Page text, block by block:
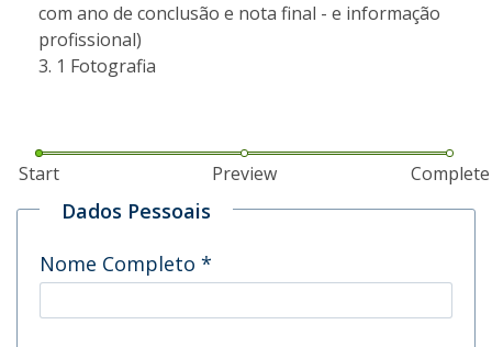
com ano de conclusão e nota final - e informação
profissional)
1 Fotografia
Start Preview Complete
Dados Pessoais
Nome Completo *